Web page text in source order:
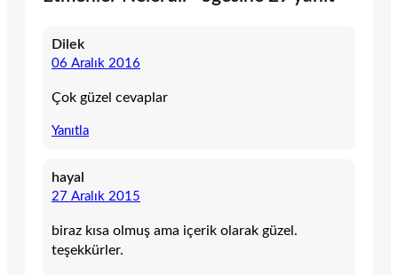
Dilek
06 Aralık 2016
Çok güzel cevaplar
Yanıtla
hayal
27 Aralık 2015
biraz kısa olmuş ama içerik olarak güzel.
teşekkürler.